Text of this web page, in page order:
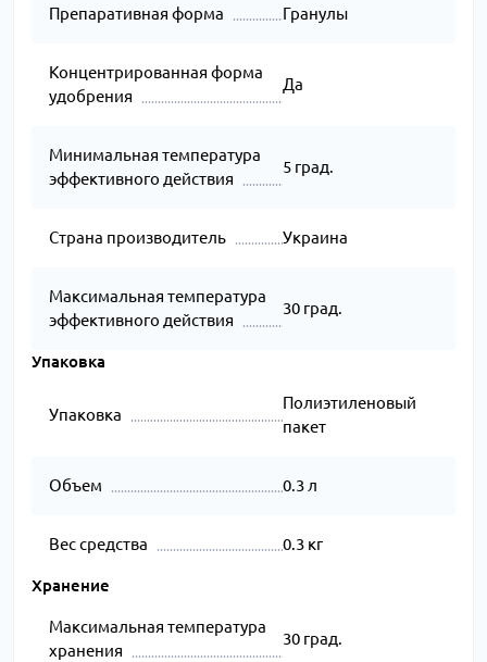
Препаративная форма Гранулы
Концентрированная форма
удобрения
Да
Минимальная температура
эффективного действия
5 град.
Страна производитель Украина
Максимальная температура
эффективного действия
30 град.
Упаковка
Упаковка
Полиэтиленовый
пакет
Объем 0.3 л
Вес средства 0.3 кг
Хранение
Максимальная температура
хранения
30 град.